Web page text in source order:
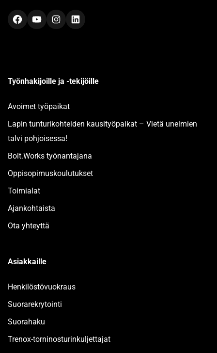
FacebookYouTubeInstagramLinkedIn
Työnhakijoille ja -tekijöille
Avoimet työpaikat
Lapin tunturikohteiden kausityöpaikat – Vietä unelmien
talvi pohjoisessa!
Bolt.Works työnantajana
Oppisopimuskoulutukset
Toimialat
Ajankohtaista
Ota yhteyttä
Asiakkaille
Henkilöstövuokraus
Suorarekrytointi
Suorahaku
Trenox-torninosturinkuljettajat